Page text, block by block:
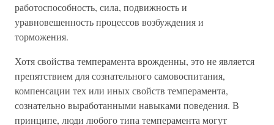
работоспособность, сила, подвижность и
уравновешенность процессов возбуждения и
торможения.
Хотя свойства темперамента врожденны, это не является
препятствием для сознательного самовоспитания,
компенсации тех или иных свойств темперамента,
сознательно выработанными навыками поведения. В
принципе, люди любого типа темперамента могут